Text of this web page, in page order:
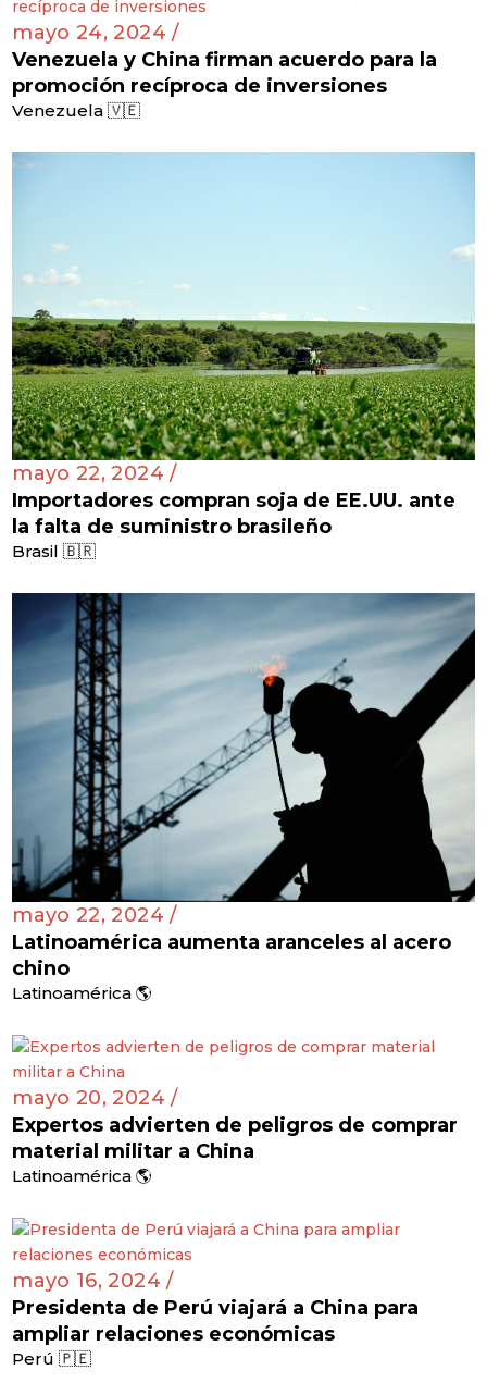
mayo 24, 2024 /
Venezuela y China firman acuerdo para la
promoción recíproca de inversiones
Venezuela 🇻🇪
mayo 22, 2024 /
Importadores compran soja de EE.UU. ante
la falta de suministro brasileño
Brasil 🇧🇷
mayo 22, 2024 /
Latinoamérica aumenta aranceles al acero
chino
Latinoamérica 🌎
mayo 20, 2024 /
Expertos advierten de peligros de comprar
material militar a China
Latinoamérica 🌎
mayo 16, 2024 /
Presidenta de Perú viajará a China para
ampliar relaciones económicas
Perú 🇵🇪